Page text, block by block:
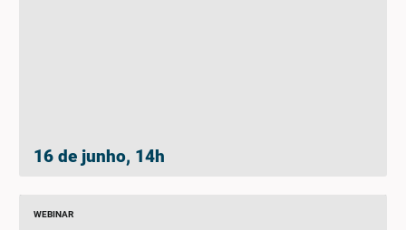
16 de junho, 14h
WEBINAR